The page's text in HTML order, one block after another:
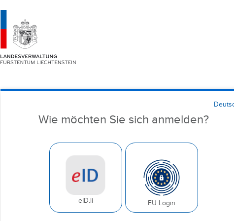
Wie möchten Sie sich anmelden?
eID.li EU Login